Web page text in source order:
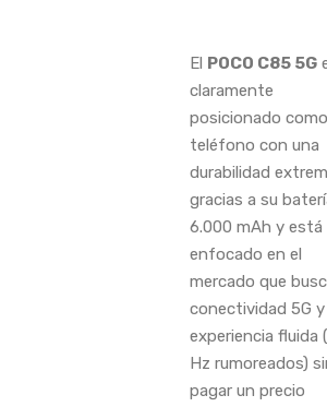
El POCO C85 5G
claramente
posicionado
teléfono con una
durabilidad
gracias a su
6.000 mAh y está
enfocado en el
mercado que
conectividad 5G y
experiencia fluida
Hz rumoreados)
pagar un precio